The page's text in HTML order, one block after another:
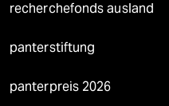
recherchefonds ausland
panterstiftung
panterpreis 2026